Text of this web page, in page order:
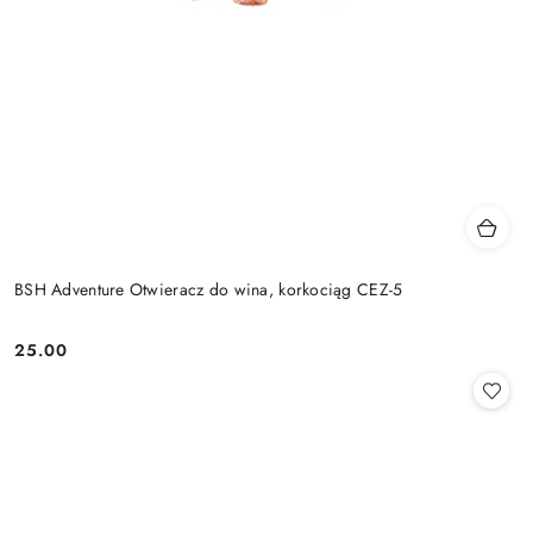
BSH Adventure Otwieracz do wina, korkociąg CEZ-5
Cena:
25.00